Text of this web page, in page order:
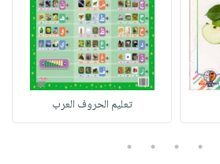
تعليم الحروف العرب
2
3
4
5